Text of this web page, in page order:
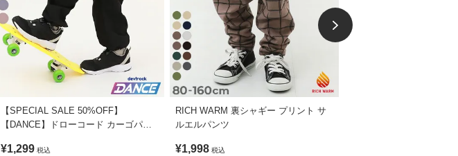
【SPECIAL SALE 50%OFF】
【DANCE】ドローコード カーゴパン
¥1,299 税込
RICH WARM 裏シャギー プリント サ
ルエルパンツ
¥1,998 税込